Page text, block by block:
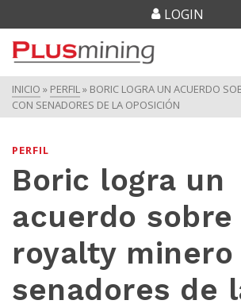
LOGIN
INICIO » PERFIL» BORIC LOGRA UN ACUERDO
CON SENADORES DE LA OPOSICIÓN
PERFIL
Boric logra un
acuerdo sobre
royalty minero
senadores de